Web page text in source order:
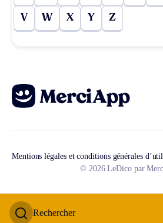
Rechercher
V W X Y Z
Mentions légales et conditions générales
© 2026 LeDico par